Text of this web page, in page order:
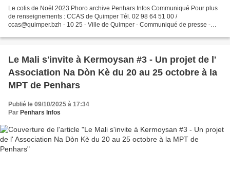
Le colis de Noël 2023 Phoro archive Penhars Infos Communiqué Pour plus
de renseignements : CCAS de Quimper Tél. 02 98 64 51 00 /
ccas@quimper.bzh - 10 25 - Ville de Quimper - Communiqué de presse -
Le Mali s'invite à Kermoysan #3 - Un projet de l'
Association Na Dòn Kè du 20 au 25 octobre à la
MPT de Penhars
Publié le 09/10/2025 à 17:34
Par Penhars Infos